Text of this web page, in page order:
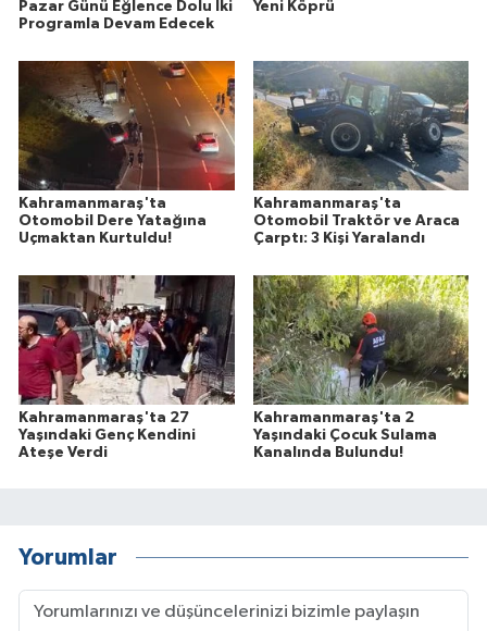
Pazar Günü Eğlence Dolu İki
Programla Devam Edecek
Yeni Köprü
Kahramanmaraş'ta
Otomobil Dere Yatağına
Uçmaktan Kurtuldu!
Kahramanmaraş'ta
Otomobil Traktör ve Araca
Çarptı: 3 Kişi Yaralandı
Kahramanmaraş'ta 27
Yaşındaki Genç Kendini
Ateşe Verdi
Kahramanmaraş'ta 2
Yaşındaki Çocuk Sulama
Kanalında Bulundu!
Yorumlar